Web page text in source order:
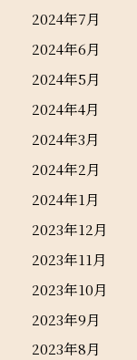
2024年7月
2024年6月
2024年5月
2024年4月
2024年3月
2024年2月
2024年1月
2023年12月
2023年11月
2023年10月
2023年9月
2023年8月